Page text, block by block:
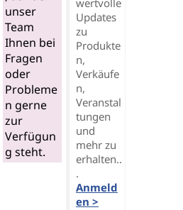
unser
Team
Ihnen bei
Fragen
oder
Probleme
n gerne
zur
Verfügun
g steht.
wertvolle
Updates
zu
Produkte
n,
Verkäufe
n,
Veranstal
tungen
und
mehr zu
erhalten..
.
Anmeld
en >